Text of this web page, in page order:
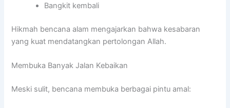
Bangkit kembali
Hikmah bencana alam mengajarkan bahwa kesabaran
yang kuat mendatangkan pertolongan Allah.
Membuka Banyak Jalan Kebaikan
Meski sulit, bencana membuka berbagai pintu amal: